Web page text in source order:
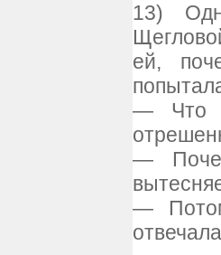
13)
ей,
— Что
—
—